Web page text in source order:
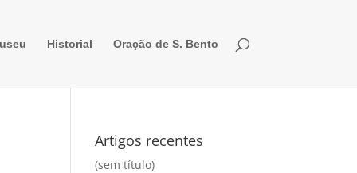
Historial Oração de S. Bento
Artigos recentes
(sem título)